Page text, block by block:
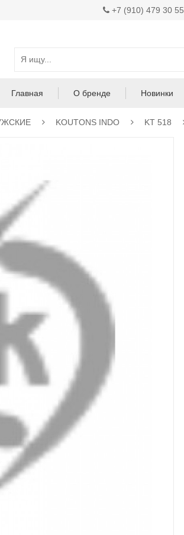
+7 (910) 479 30 55
Главная О бренде Новинки
KOUTONS INDO KT 518